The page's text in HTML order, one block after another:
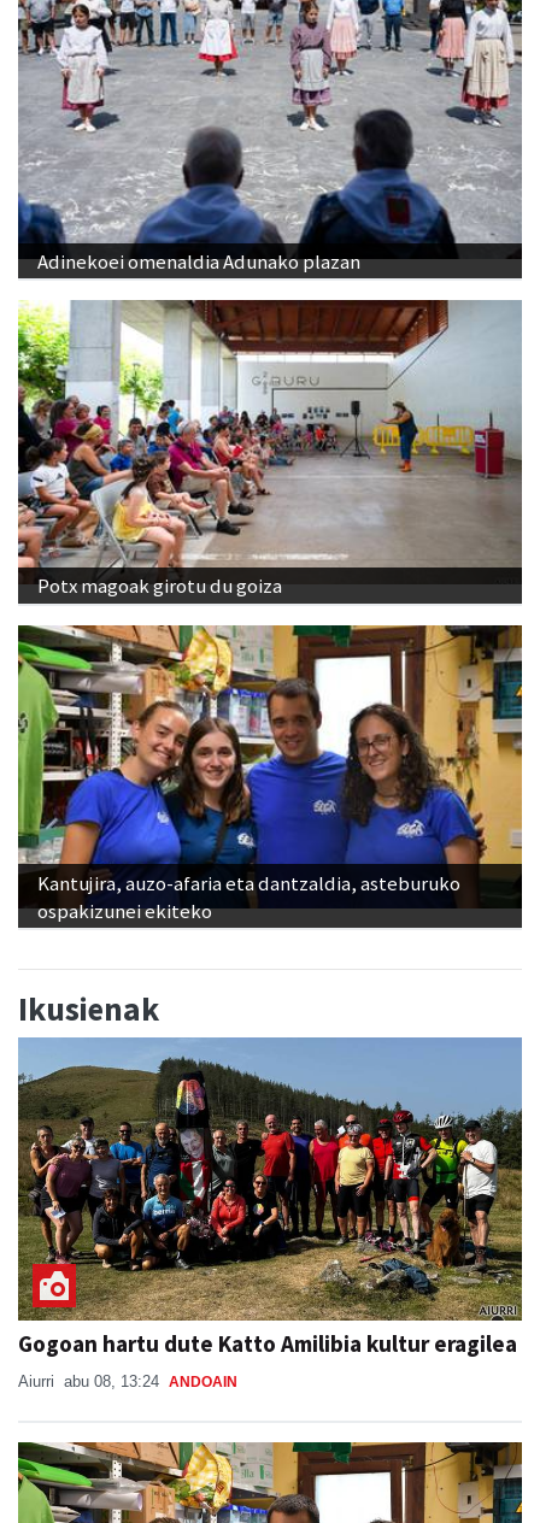
Adinekoei omenaldia Adunako plazan
Potx magoak girotu du goiza
Kantujira, auzo-afaria eta dantzaldia, asteburuko
ospakizunei ekiteko
Ikusienak
Gogoan hartu dute Katto Amilibia kultur eragilea
Aiurri abu 08, 13:24 ANDOAIN